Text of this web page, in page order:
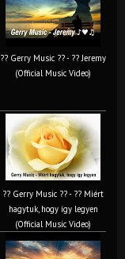
?? Gerry Music ?? - ?? Jeremy
(Official Music Video)
?? Gerry Music ?? - ?? Miért
hagytuk, hogy így legyen
(Official Music Video)